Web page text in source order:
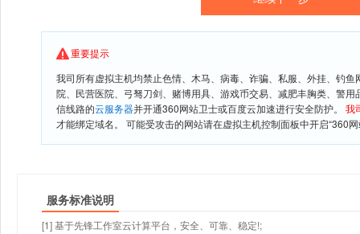
重要提示
我司所有虚拟主机均禁止色情、木马、病毒、诈骗、私服、外挂、钓
院、民营医院、弓驽刀剑、赌博用具、游戏币交易、减肥丰胸类、警
信线路的云服务器并开通360网站卫士或百度云加速进行安全防护。 我
才能绑定域名。 可能受攻击的网站请在虚拟主机控制面板中开启“360
服务标准说明
[1] 基于先锋工作室云计算平台，安全、可靠、稳定!;